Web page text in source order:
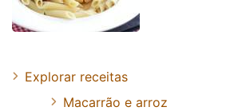
Explorar receitas
Macarrão e arroz